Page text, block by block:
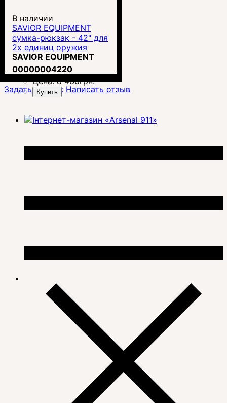
В наличии
SAVIOR EQUIPMENT
сумка-рюкзак - 42" для
2х единиц оружия
SPECIALIST DOUBLE
RIFLE CASE
SAVIOR EQUIPMENT
00000004220
Цена:8 460грн.
Купить
Задать вопрос Написать отзыв